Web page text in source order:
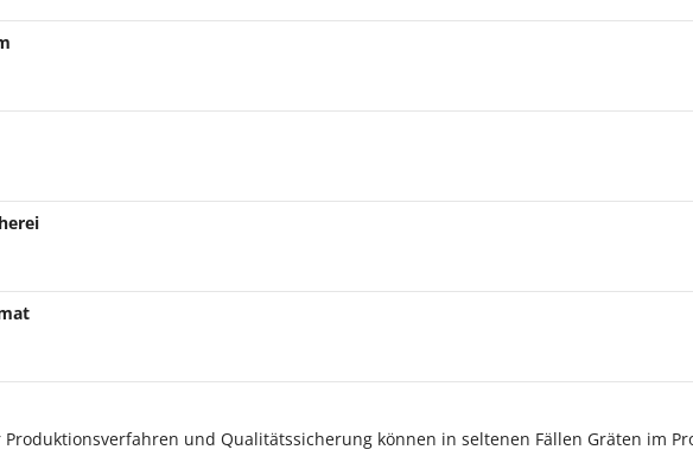
und Qualitätssicherung können in seltenen Fällen Gräten im